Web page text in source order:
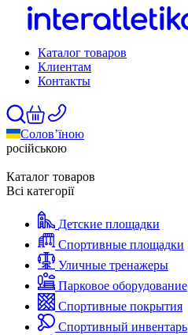
Каталог товаров
Клиентам
Контакты
Солов’їною
російською
Каталог товаров
Всі категорії
Детские площадки
Спортивные площадки
Уличные тренажеры
Парковое оборудование
Спортивные покрытия
Спортивный инвентарь